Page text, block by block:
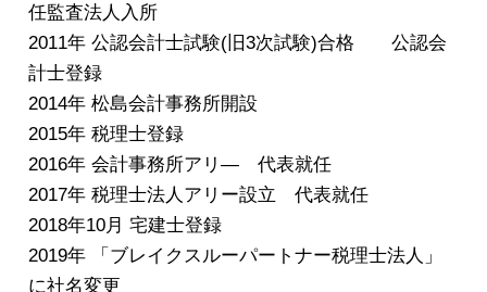
任監査法人入所
2011年 公認会計士試験(旧3次試験)合格 公認会
計士登録
2014年 松島会計事務所開設
2015年 税理士登録
2016年 会計事務所アリ― 代表就任
2017年 税理士法人アリー設立 代表就任
2018年10月 宅建士登録
2019年 「ブレイクスルーパートナー税理士法人」
に社名変更